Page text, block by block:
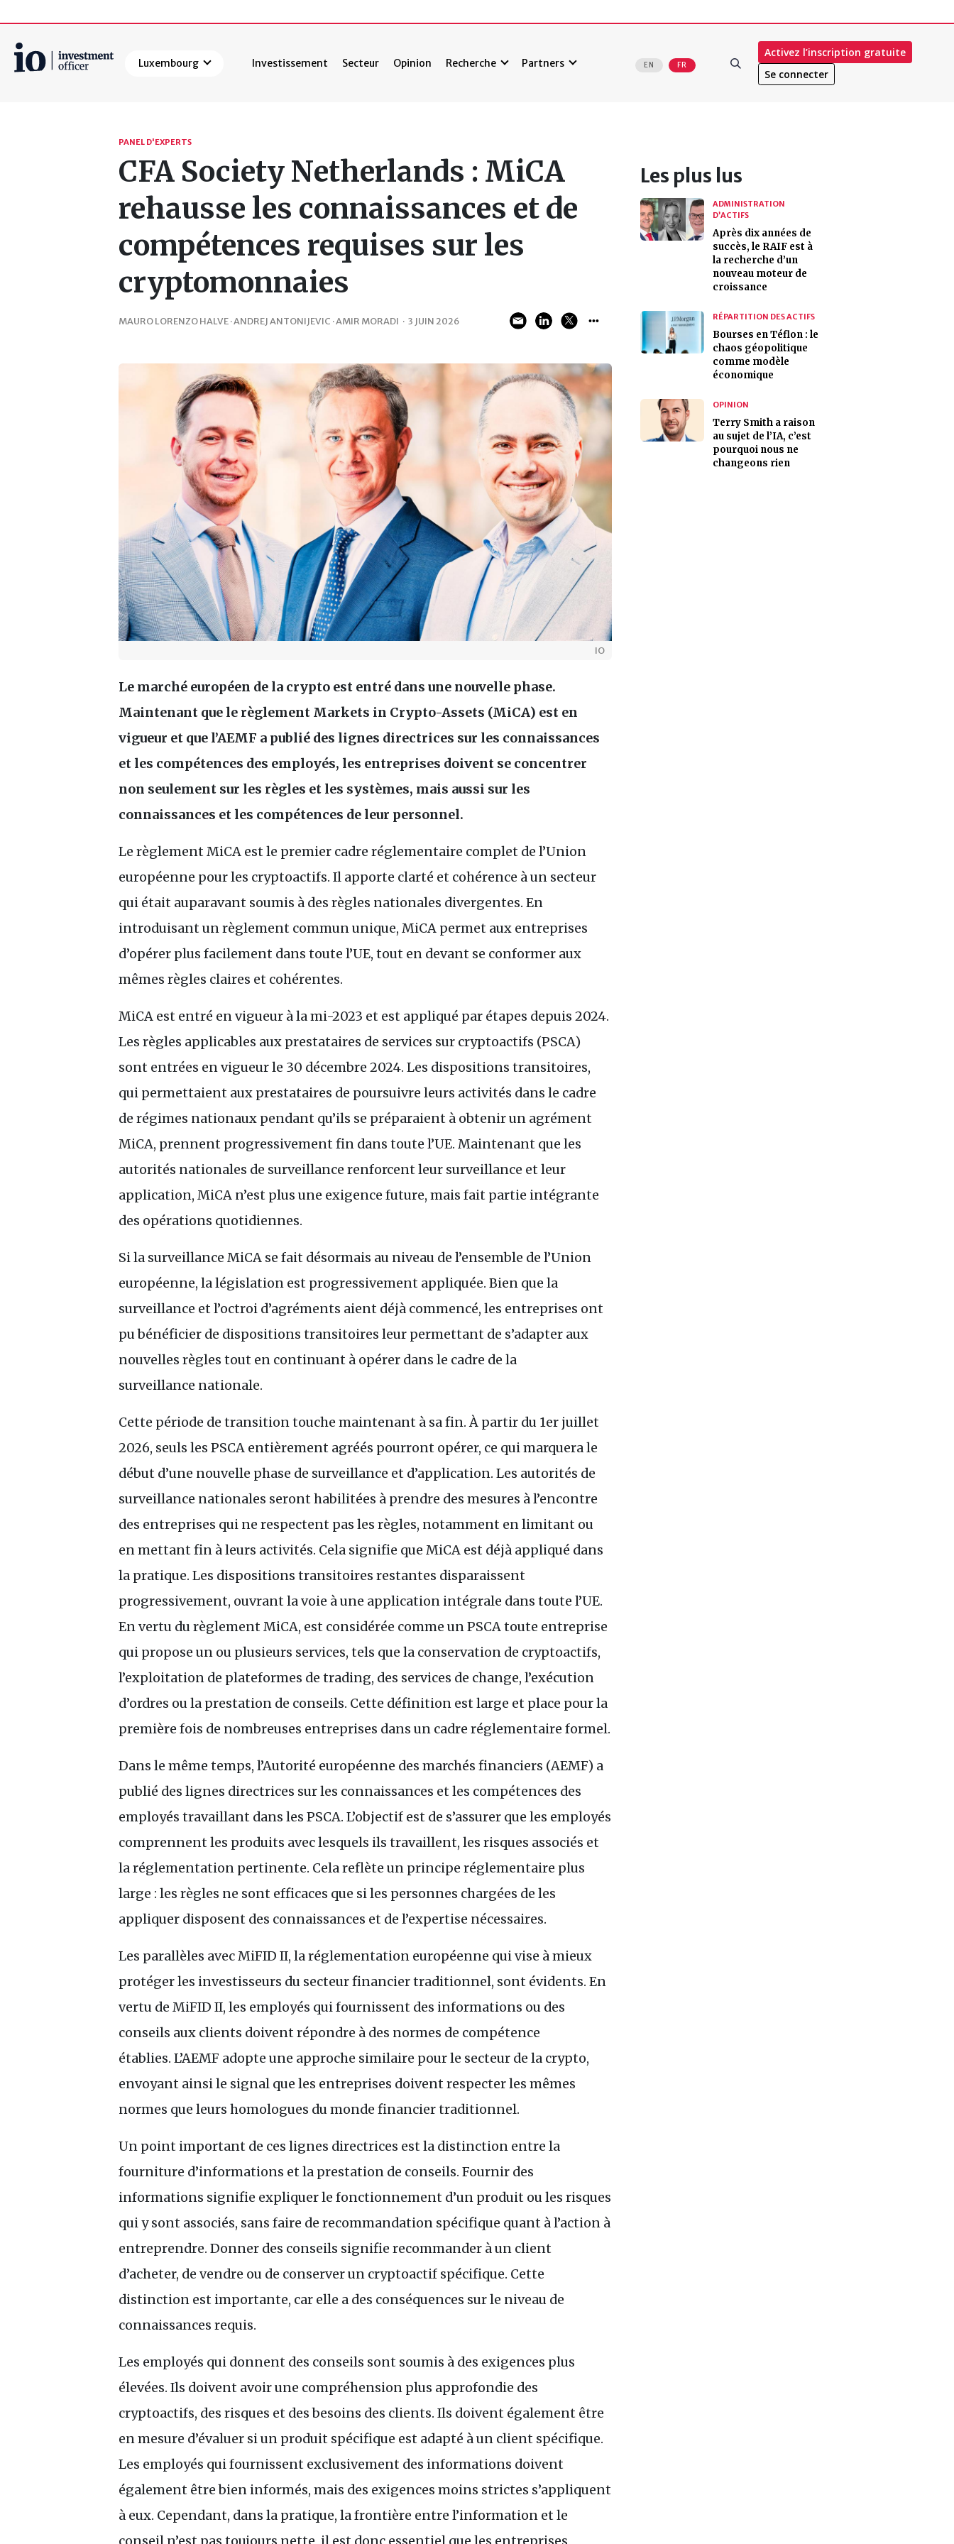
Luxembourg Investissement Secteur Opinion Recherche Partners EN FR
Activez l’inscription gratuite
Se connecter
PANEL D'EXPERTS
CFA Society Netherlands : MiCA
rehausse les connaissances et de
compétences requises sur les
cryptomonnaies
MAURO LORENZO HALVE · ANDREJ ANTONIJEVIC · AMIR MORADI · 3 JUIN 2026
IO
Le marché européen de la crypto est entré dans une nouvelle phase.
Maintenant que le règlement Markets in Crypto-Assets (MiCA) est en
vigueur et que l’AEMF a publié des lignes directrices sur les connaissances
et les compétences des employés, les entreprises doivent se concentrer
non seulement sur les règles et les systèmes, mais aussi sur les
connaissances et les compétences de leur personnel.
Le règlement MiCA est le premier cadre réglementaire complet de l’Union
européenne pour les cryptoactifs. Il apporte clarté et cohérence à un secteur
qui était auparavant soumis à des règles nationales divergentes. En
introduisant un règlement commun unique, MiCA permet aux entreprises
d’opérer plus facilement dans toute l’UE, tout en devant se conformer aux
mêmes règles claires et cohérentes.
MiCA est entré en vigueur à la mi-2023 et est appliqué par étapes depuis 2024.
Les règles applicables aux prestataires de services sur cryptoactifs (PSCA)
sont entrées en vigueur le 30 décembre 2024. Les dispositions transitoires,
qui permettaient aux prestataires de poursuivre leurs activités dans le cadre
de régimes nationaux pendant qu’ils se préparaient à obtenir un agrément
MiCA, prennent progressivement fin dans toute l’UE. Maintenant que les
autorités nationales de surveillance renforcent leur surveillance et leur
application, MiCA n’est plus une exigence future, mais fait partie intégrante
des opérations quotidiennes.
Si la surveillance MiCA se fait désormais au niveau de l’ensemble de l’Union
européenne, la législation est progressivement appliquée. Bien que la
surveillance et l’octroi d’agréments aient déjà commencé, les entreprises ont
pu bénéficier de dispositions transitoires leur permettant de s’adapter aux
nouvelles règles tout en continuant à opérer dans le cadre de la
surveillance nationale.
Cette période de transition touche maintenant à sa fin. À partir du 1er juillet
2026, seuls les PSCA entièrement agréés pourront opérer, ce qui marquera le
début d’une nouvelle phase de surveillance et d’application. Les autorités de
surveillance nationales seront habilitées à prendre des mesures à l’encontre
des entreprises qui ne respectent pas les règles, notamment en limitant ou
en mettant fin à leurs activités. Cela signifie que MiCA est déjà appliqué dans
la pratique. Les dispositions transitoires restantes disparaissent
progressivement, ouvrant la voie à une application intégrale dans toute l’UE.
En vertu du règlement MiCA, est considérée comme unPSCAtoute entreprise
qui propose un ou plusieurs services, tels que la conservation de cryptoactifs,
l’exploitation de plateformes de trading, des services de change, l’exécution
d’ordres ou la prestation de conseils. Cette définition est large et place pour la
première fois de nombreuses entreprises dans un cadre réglementaire formel.
Dans le même temps, l’Autorité européenne des marchés financiers (AEMF) a
publié des lignes directrices sur les connaissances et les compétences des
employés travaillant dans les PSCA. L’objectif est de s’assurer que les employés
comprennent les produits avec lesquels ils travaillent, les risques associés et
la réglementation pertinente. Cela reflète un principe réglementaire plus
large : les règles ne sont efficaces que si les personnes chargées de les
appliquer disposent des connaissances et de l’expertise nécessaires.
Les parallèles avec MiFID II, la réglementation européenne qui vise à mieux
protéger les investisseurs du secteur financier traditionnel, sont évidents. En
vertu de MiFID II, les employés qui fournissent des informations ou des
conseils aux clients doivent répondre à des normes de compétence
établies. L’AEMF adopte une approche similaire pour le secteur de la crypto,
envoyant ainsi le signal que les entreprises doivent respecter les mêmes
normes que leurs homologues du monde financier traditionnel.
Un point important de ces lignes directrices est la distinction entre la
fourniture d’informations et la prestation de conseils. Fournir des
informations signifie expliquer le fonctionnement d’un produit ou les risques
qui y sont associés, sans faire de recommandation spécifique quant à l’action à
entreprendre. Donner des conseils signifie recommander à un client
d’acheter, de vendre ou de conserver un cryptoactif spécifique. Cette
distinction est importante, car elle a des conséquences sur le niveau de
connaissances requis.
Les employés qui donnent des conseils sont soumis à des exigences plus
élevées. Ils doivent avoir une compréhension plus approfondie des
cryptoactifs, des risques et des besoins des clients. Ils doivent également être
en mesure d’évaluer si un produit spécifique est adapté à un client spécifique.
Les employés qui fournissent exclusivement des informations doivent
également être bien informés, mais des exigences moins strictes s’appliquent
à eux. Cependant, dans la pratique, la frontière entre l’information et le
Les plus lus
ADMINISTRATION
D’ACTIFS
Après dix années de
succès, le RAIF est à
la recherche d’un
nouveau moteur de
croissance
RÉPARTITION DES ACTIFS
Bourses en Téflon : le
chaos géopolitique
comme modèle
économique
OPINION
Terry Smith a raison
au sujet de l’IA, c’est
pourquoi nous ne
changeons rien